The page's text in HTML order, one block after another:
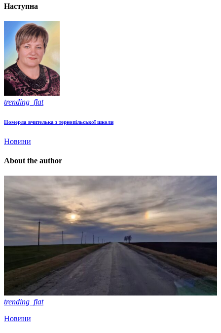
Наступна
trending_flat
Померла вчителька з тернопільської школи
Новини
About the author
trending_flat
Новини